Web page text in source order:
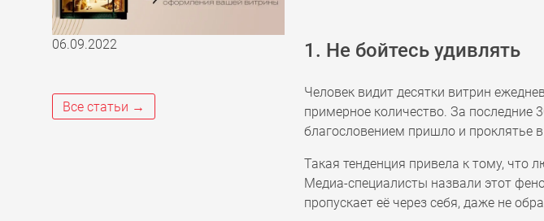
06.09.2022
Все статьи →
1. Не бойтесь удивлять
Человек видит десятки витрин
примерное количество. За последние
благословением пришло и проклятье
Такая тенденция привела к тому, что
Медиа-специалисты назвали этот
пропускает её через себя, даже не